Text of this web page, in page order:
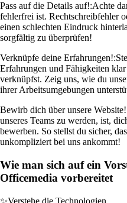
Pass auf die Details auf!:Achte
fehlerfrei ist. Rechtschreibfehler
einen schlechten Eindruck
sorgfältig zu überprüfen!
Verknüpfe deine Erfahrungen!:
Erfahrungen und Fähigkeiten
verknüpfst. Zeig uns, wie du
ihrer Arbeitsumgebungen
Bewirb dich über unsere
unseres Teams zu werden, ist,
bewerben. So stellst du sicher,
unkompliziert bei uns ankommt!
Wie man sich auf ein
Officemedia vorbereitet
✨Verstehe die Technologien